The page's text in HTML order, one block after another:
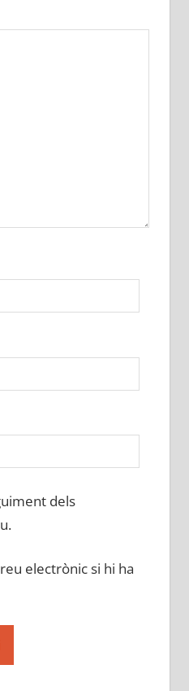
dels
electrònic si hi ha